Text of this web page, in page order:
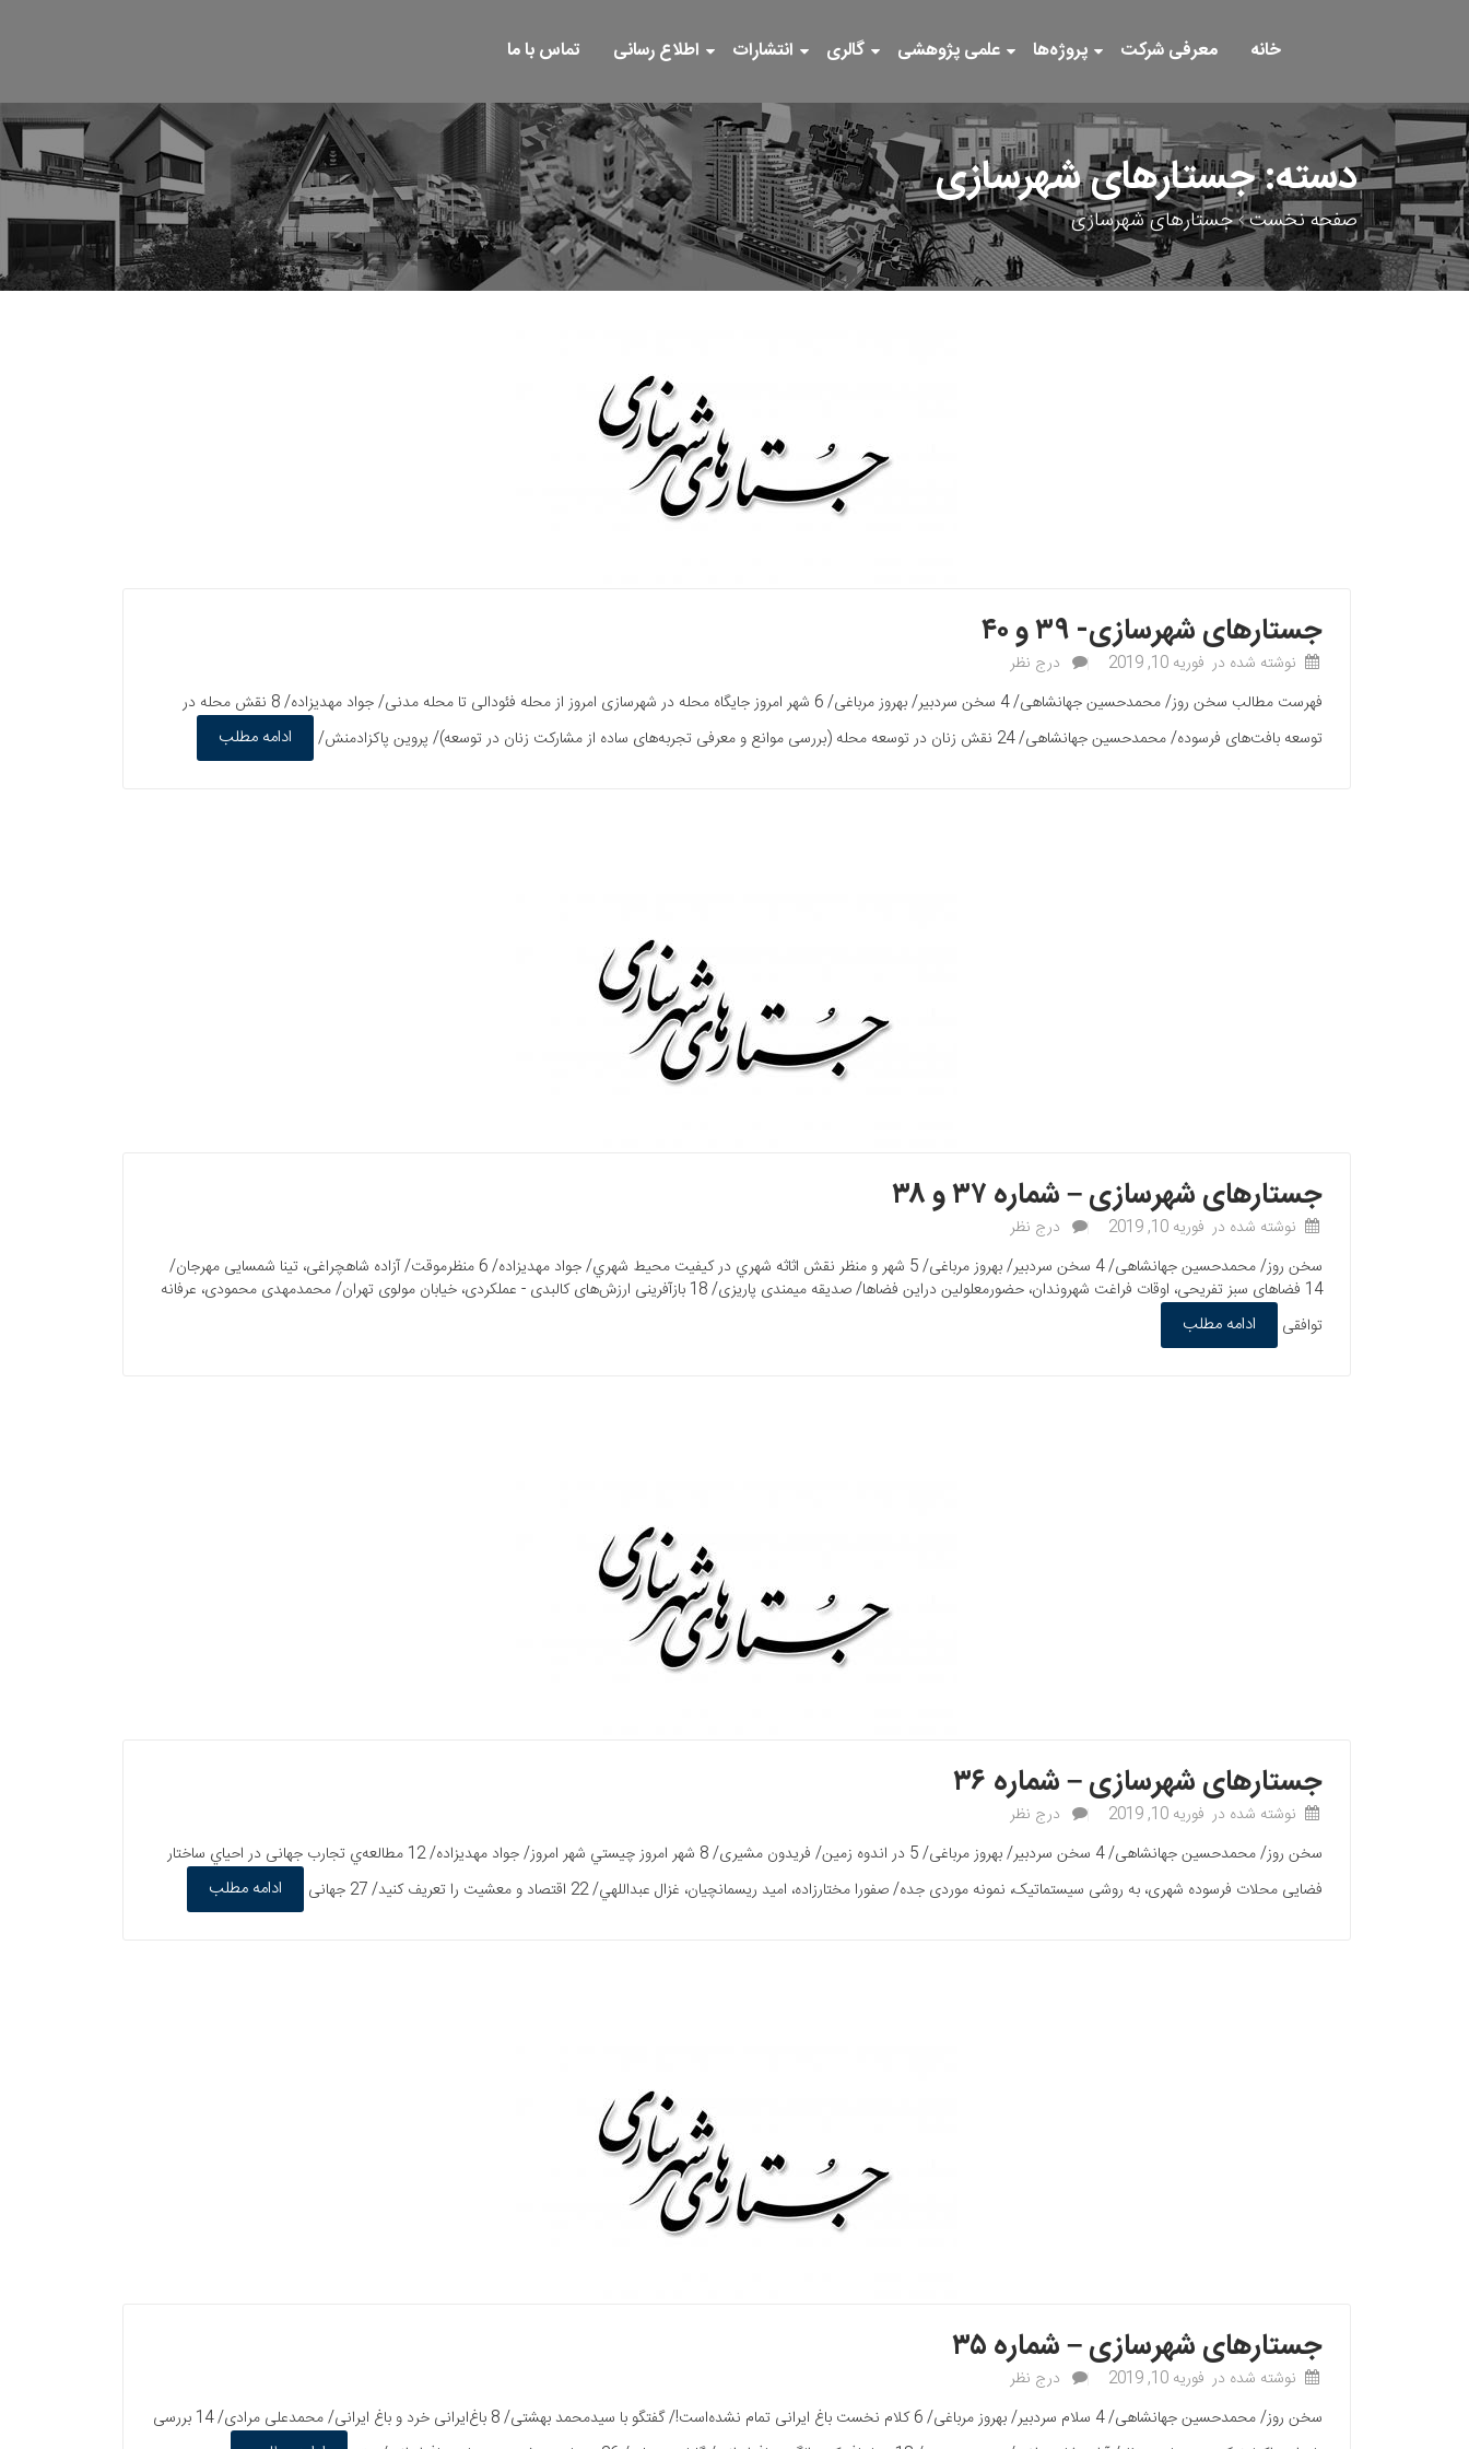
خانه معرفی شرکت پروژه‌ها علمی پژوهشی گالری انتشارات اطلاع رسانی تماس با ما
دسته:جستارهای شهرسازی
صفحه نخست جستارهای شهرسازی
جستارهای شهرسازی- ۳۹ و ۴۰
نوشته شده در فوریه 10, 2019
درج نظر
فهرست مطالب سخن روز/ محمدحسین جهانشاهی/ 4 سخن سردبير/ بهروز مرباغی/ 6 شهر امروز جایگاه محله در شهرسازی امروز از محله فئودالی تا محله مدنی/ جواد مهدیزاده/ 8 نقش محله در
توسعه بافت‌های فرسوده/ محمد‌حسین جهانشاهی/ 24 نقش زنان در توسعه محله (بررسی موانع و معرفی تجربه‌های ساده از مشارکت زنان در توسعه)/ پروین پاکزادمنش/
ادامه مطلب
جستارهای شهرسازی – شماره ۳۷ و ۳۸
نوشته شده در فوریه 10, 2019
درج نظر
سخن روز/ محمدحسین جهانشاهی/ 4 سخن سردبير/ بهروز مرباغی/ 5 شهر و منظر نقش اثاثه شهري در كيفيت محيط شهري/ جواد مهديزاده/ 6 منظرموقت/ آزاده شاهچراغی، تینا شمسایی مهرجان/
14 فضاهای سبز تفریحی، اوقات فراغت شهروندان، حضورمعلولین دراین فضاها/ صدیقه میمندی پاریزی/ 18 بازآفرینی ارزش‌های کالبدی - عملکردی، خیابان مولوی تهران/ محمدمهدی محمودی، عرفانه
توافقی
ادامه مطلب
جستارهای شهرسازی – شماره ۳۶
نوشته شده در فوریه 10, 2019
درج نظر
سخن روز/ محمدحسین جهانشاهی/ 4 سخن سردبیر/ بهروز مرباغی/ 5 در اندوه زمین/ فریدون مشیری/ 8 شهر امروز چيستي شهر امروز/ جواد مهديزاده/ 12 مطالعه‌ي تجارب جهانی در احیاي ساختار
فضایی محلات فرسوده شهری، به روشی سیستماتیک، نمونه موردی جده/ صفورا مختارزاده، امید ریسمانچیان، غزال عبداللهي/ 22 اقتصاد و معشیت را تعریف کنید/ 27 جهانی
ادامه مطلب
جستارهای شهرسازی – شماره ۳۵
نوشته شده در فوریه 10, 2019
درج نظر
سخن روز/ محمدحسین جهانشاهی/ 4 سلام سردبیر/ بهروز مرباغی/ 6 کلام نخست باغ ایرانی تمام نشده‌است!/ گفتگو با سیدمحمد بهشتی/ 8 باغ‌ایرانی خرد و باغ ایرانی/ محمدعلی مرادی/ 14 بررسی